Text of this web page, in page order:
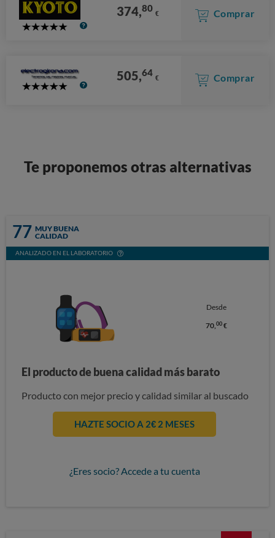
5
374,80 € Comprar
5
505,64 € Comprar
Te proponemos otras alternativas
77 MUY BUENA
CALIDAD
ANALIZADO EN EL LABORATORIO
Desde
70,00€
El producto de buena calidad más barato
Producto con mejor precio y calidad similar al buscado
HAZTE SOCIO A 2€ 2 MESES
¿Eres socio? Accede a tu cuenta